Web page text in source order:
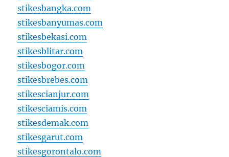
stikesbangka.com
stikesbanyumas.com
stikesbekasi.com
stikesblitar.com
stikesbogor.com
stikesbrebes.com
stikescianjur.com
stikesciamis.com
stikesdemak.com
stikesgarut.com
stikesgorontalo.com